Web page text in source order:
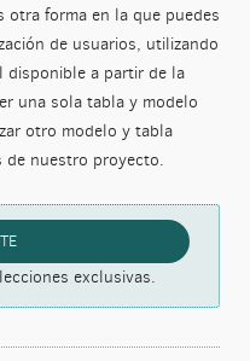
otra forma en la que puedes
de usuarios, utilizando
disponible a partir de la
una sola tabla y modelo
otro modelo y tabla
de nuestro proyecto.
exclusivas.